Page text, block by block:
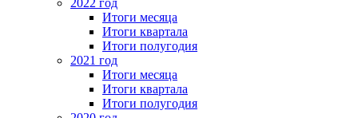
2022 год
Итоги месяца
Итоги квартала
Итоги полугодия
2021 год
Итоги месяца
Итоги квартала
Итоги полугодия